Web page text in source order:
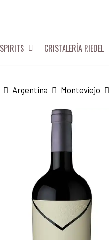
SPIRITS CRISTALERÍA RIEDEL
Argentina Monteviejo